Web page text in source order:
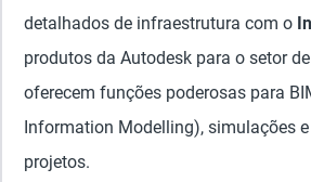
detalhados de infraestrutura com o
produtos da Autodesk para o setor
oferecem funções poderosas para
Information Modelling), simulações
projetos.